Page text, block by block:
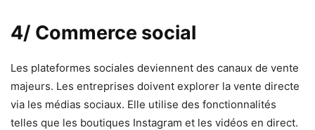
4/ Commerce social
Les plateformes sociales deviennent des canaux de vente
majeurs. Les entreprises doivent explorer la vente directe
via les médias sociaux. Elle utilise des fonctionnalités
telles que les boutiques Instagram et les vidéos en direct.